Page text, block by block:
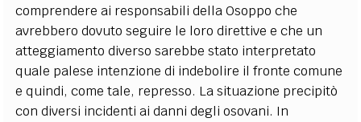
comprendere ai responsabili della Osoppo che
avrebbero dovuto seguire le loro direttive e che un
atteggiamento diverso sarebbe stato interpretato
quale palese intenzione di indebolire il fronte comune
e quindi, come tale, represso. La situazione precipitò
con diversi incidenti ai danni degli osovani. In